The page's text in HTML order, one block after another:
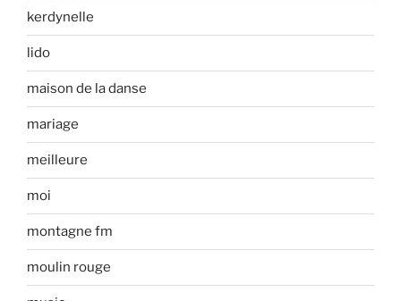
kerdynelle
lido
maison de la danse
mariage
meilleure
moi
montagne fm
moulin rouge